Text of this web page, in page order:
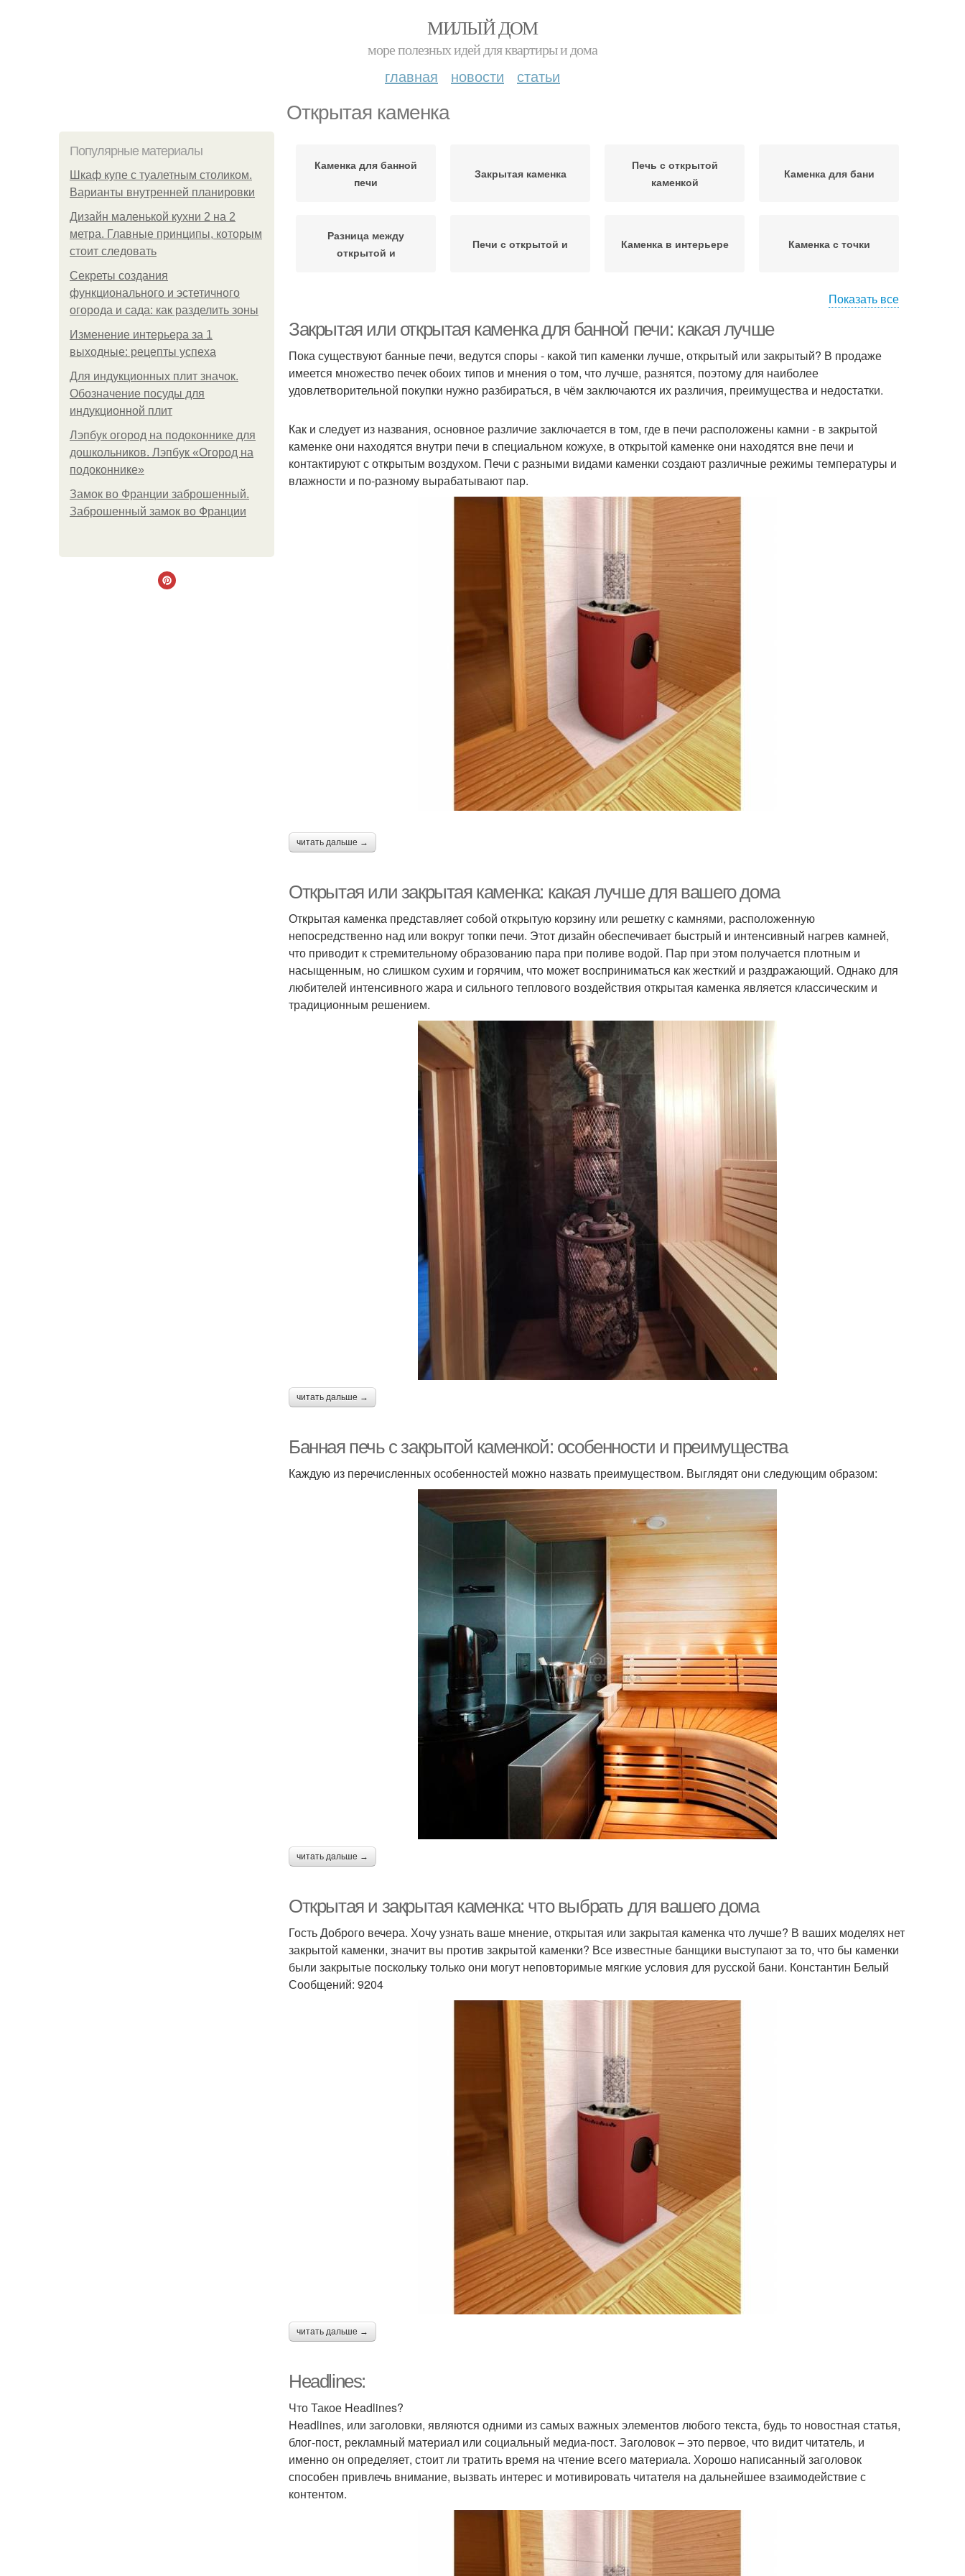
МИЛЫЙ ДОМ
море полезных идей для квартиры и дома
главная новости статьи
Открытая каменка
Популярные материалы
Шкаф купе с туалетным столиком.
Варианты внутренней планировки
Дизайн маленькой кухни 2 на 2
метра. Главные принципы, которым
стоит следовать
Секреты создания
функционального и эстетичного
огорода и сада: как разделить зоны
Изменение интерьера за 1
выходные: рецепты успеха
Для индукционных плит значок.
Обозначение посуды для
индукционной плит
Лэпбук огород на подоконнике для
дошкольников. Лэпбук «Огород на
подоконнике»
Замок во Франции заброшенный.
Заброшенный замок во Франции
Каменка для банной
печи
Закрытая каменка
Печь с открытой
каменкой
Каменка для бани
Разница между
открытой и
Печи с открытой и Каменка в интерьере Каменка с точки
каменкой
каменкой
Каменка для жилого
помещения
Различия между
открытой и
Каменка от печи Каменки в банной печи
Показать все
Закрытая или открытая каменка для банной печи: какая лучше
Пока существуют банные печи, ведутся споры - какой тип каменки лучше, открытый или закрытый? В продаже
имеется множество печек обоих типов и мнения о том, что лучше, разнятся, поэтому для наиболее
удовлетворительной покупки нужно разбираться, в чём заключаются их различия, преимущества и недостатки.
Как и следует из названия, основное различие заключается в том, где в печи расположены камни - в закрытой
каменке они находятся внутри печи в специальном кожухе, в открытой каменке они находятся вне печи и
контактируют с открытым воздухом. Печи с разными видами каменки создают различные режимы температуры и
влажности и по-разному вырабатывают пар.
читать дальше →
Открытая или закрытая каменка: какая лучше для вашего дома
Открытая каменка представляет собой открытую корзину или решетку с камнями, расположенную
непосредственно над или вокруг топки печи. Этот дизайн обеспечивает быстрый и интенсивный нагрев камней,
что приводит к стремительному образованию пара при поливе водой. Пар при этом получается плотным и
насыщенным, но слишком сухим и горячим, что может восприниматься как жесткий и раздражающий. Однако для
любителей интенсивного жара и сильного теплового воздействия открытая каменка является классическим и
традиционным решением.
читать дальше →
Банная печь с закрытой каменкой: особенности и преимущества
Каждую из перечисленных особенностей можно назвать преимуществом. Выглядят они следующим образом:
читать дальше →
Открытая и закрытая каменка: что выбрать для вашего дома
Гость Доброго вечера. Хочу узнать ваше мнение, открытая или закрытая каменка что лучше? В ваших моделях нет
закрытой каменки, значит вы против закрытой каменки? Все известные банщики выступают за то, что бы каменки
были закрытые поскольку только они могут неповторимые мягкие условия для русской бани. Константин Белый
Сообщений: 9204
читать дальше →
Headlines:
Что Такое Headlines?
Headlines, или заголовки, являются одними из самых важных элементов любого текста, будь то новостная статья,
блог-пост, рекламный материал или социальный медиа-пост. Заголовок – это первое, что видит читатель, и
именно он определяет, стоит ли тратить время на чтение всего материала. Хорошо написанный заголовок
способен привлечь внимание, вызвать интерес и мотивировать читателя на дальнейшее взаимодействие с
контентом.